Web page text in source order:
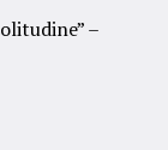
–